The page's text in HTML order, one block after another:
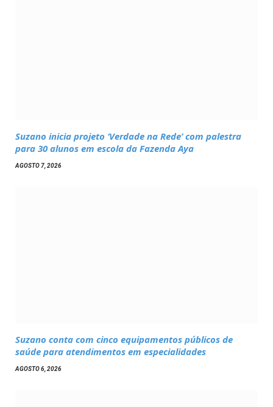
Suzano inicia projeto ‘Verdade na Rede’ com palestra
para 30 alunos em escola da Fazenda Aya
AGOSTO 7, 2026
Suzano conta com cinco equipamentos públicos de
saúde para atendimentos em especialidades
AGOSTO 6, 2026